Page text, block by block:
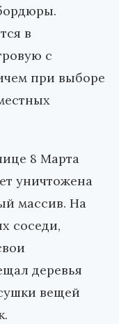
в
с
при выборе
8 Марта
уничтожена
массив. На
соседи,
деревья
вещей